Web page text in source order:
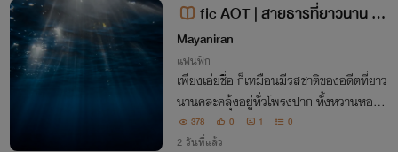
fic AOT | สายธารที่ยาวนาน Le
vi x Eren
Mayaniran
แฟนฟิก
เพียงเอ่ยชื่อ ก็เหมือนมีรสชาติของอดีตที่ยาว
นานคละคลุ้งอยู่ทั่วโพรงปาก ทั้งหวานหอมแ
ละฝืดขม
378 0 1 0
2 วันที่แล้ว